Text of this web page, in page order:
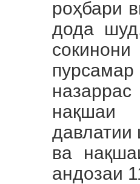
роҳбари
дода
нақшаи
давлатии
ва
андозаи